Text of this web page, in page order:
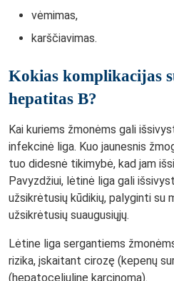
vėmimas,
karščiavimas.
Kokias komplikacijas
hepatitas B?
Kai kuriems žmonėms gali
infekcinė liga. Kuo jaunesnis
tuo didesnė tikimybė, kad jam
Pavyzdžiui, lėtinė liga gali
užsikrėtusių kūdikių, palyginti su
užsikrėtusių suaugusiųjų.
Lėtine liga sergantiems
rizika, įskaitant cirozę (kepenų
(hepatoceliulinę karcinomą).